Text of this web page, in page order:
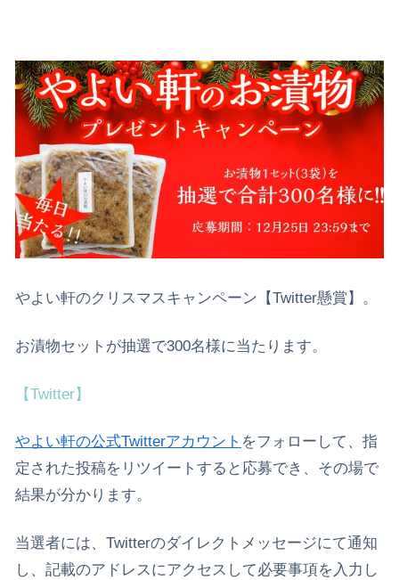
やよい軒のクリスマスキャンペーン【Twitter懸賞】。
お漬物セットが抽選で300名様に当たります。
【Twitter】
やよい軒の公式Twitterアカウント をフォローして、指
定された投稿をリツイートすると応募でき、その場で
結果が分かります。
当選者には、Twitterのダイレクトメッセージにて通知
し、記載のアドレスにアクセスして必要事項を入力し